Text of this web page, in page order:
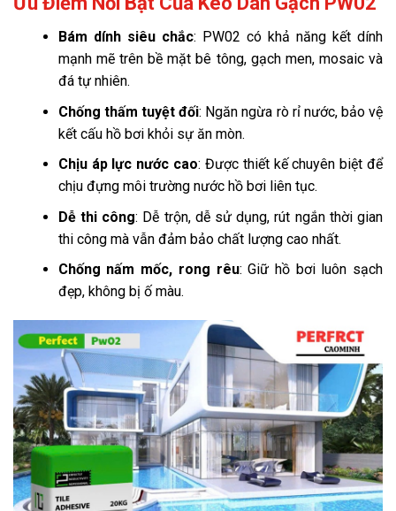
Bám dính siêu chắc: PW02 có khả năng kết dính
mạnh mẽ trên bề mặt bê tông, gạch men, mosaic và
đá tự nhiên.
Chống thấm tuyệt đối: Ngăn ngừa rò rỉ nước, bảo vệ
kết cấu hồ bơi khỏi sự ăn mòn.
Chịu áp lực nước cao: Được thiết kế chuyên biệt để
chịu đựng môi trường nước hồ bơi liên tục.
Dễ thi công: Dễ trộn, dễ sử dụng, rút ngắn thời gian
thi công mà vẫn đảm bảo chất lượng cao nhất.
Chống nấm mốc, rong rêu: Giữ hồ bơi luôn sạch
đẹp, không bị ố màu.